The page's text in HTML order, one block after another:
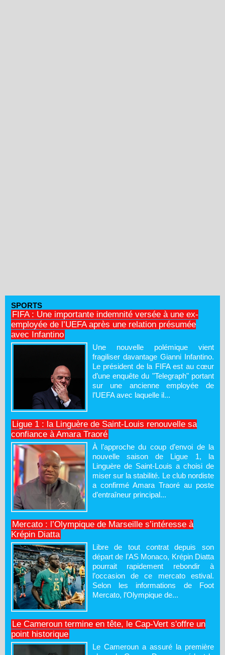
SPORTS
FIFA : Une importante indemnité versée à une ex-
employée de l’UEFA après une relation présumée
avec Infantino
Une nouvelle polémique vient
fragiliser davantage Gianni Infantino.
Le président de la FIFA est au cœur
d’une enquête du "Telegraph" portant
sur une ancienne employée de
l’UEFA avec laquelle il...
Ligue 1 : la Linguère de Saint-Louis renouvelle sa
confiance à Amara Traoré
À l’approche du coup d’envoi de la
nouvelle saison de Ligue 1, la
Linguère de Saint-Louis a choisi de
miser sur la stabilité. Le club nordiste
a confirmé Amara Traoré au poste
d’entraîneur principal...
Mercato : l’Olympique de Marseille s’intéresse à
Krépin Diatta
Libre de tout contrat depuis son
départ de l’AS Monaco, Krépin Diatta
pourrait rapidement rebondir à
l’occasion de ce mercato estival.
Selon les informations de Foot
Mercato, l’Olympique de...
Le Cameroun termine en tête, le Cap-Vert s'offre un
point historique
Le Cameroun a assuré la première